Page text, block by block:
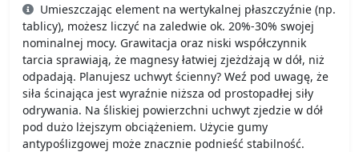
Umieszczając element na wertykalnej płaszczyźnie (np.
tablicy), możesz liczyć na zaledwie ok. 20%-30% swojej
nominalnej mocy. Grawitacja oraz niski współczynnik
tarcia sprawiają, że magnesy łatwiej zjeżdżają w dół, niż
odpadają. Planujesz uchwyt ścienny? Weź pod uwagę, że
siła ścinająca jest wyraźnie niższa od prostopadłej siły
odrywania. Na śliskiej powierzchni uchwyt zjedzie w dół
pod dużo lżejszym obciążeniem. Użycie gumy
antypoślizgowej może znacznie podnieść stabilność.